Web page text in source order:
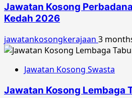
Jawatan Kosong
Kedah 2026
jawatankosongkerajaan 3
Jawatan Kosong Swasta
Jawatan Kosong Lembaga